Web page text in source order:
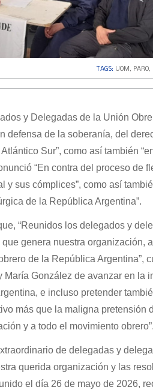
TAGS: UOM , PARO,
y Delegadas de la Unión
defensa de la soberanía, del
Sur”, como así también
“En contra del proceso de
sus cómplices”, como así
de la República Argentina”.
“Reunidos los delegados y
genera nuestra organización,
de la República Argentina”,
González de avanzar en la
e incluso pretender
más que la maligna pretensión
y a todo el movimiento obrero”.
de delegadas y
querida organización y las
el día 26 de mayo de 2026,